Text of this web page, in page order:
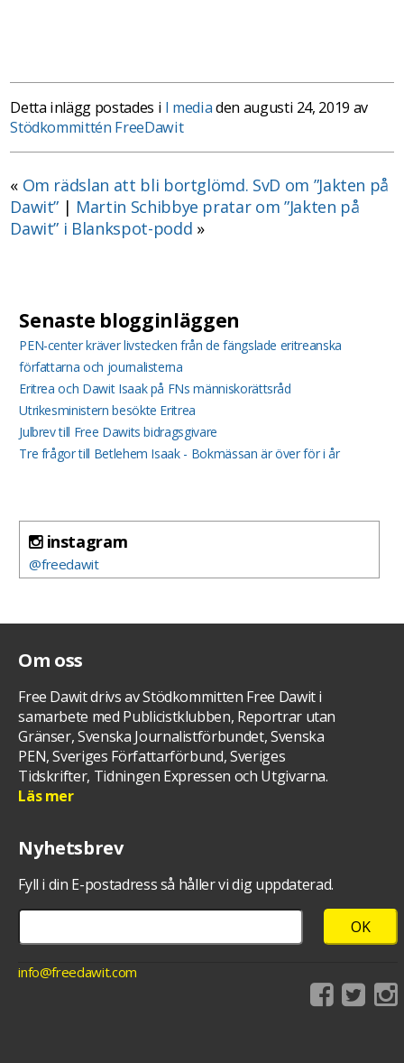
Detta inlägg postades i I mediaden augusti 24, 2019 av
Stödkommittén FreeDawit
« Om rädslan att bli bortglömd. SvD om ”Jakten på
Dawit” | Martin Schibbye pratar om ”Jakten på
Dawit” i Blankspot-podd »
Senaste blogginläggen
PEN-center kräver livstecken från de fängslade eritreanska
författarna och journalisterna
Eritrea och Dawit Isaak på FNs människorättsråd
Utrikesministern besökte Eritrea
Julbrev till Free Dawits bidragsgivare
Tre frågor till Betlehem Isaak - Bokmässan är över för i år
instagram
@freedawit
Om oss
Free Dawit drivs av Stödkommitten Free Dawit i
samarbete med Publicistklubben, Reportrar utan
Gränser, Svenska Journalistförbundet, Svenska
PEN, Sveriges Författarförbund, Sveriges
Tidskrifter, Tidningen Expressen och Utgivarna.
Läs mer
Nyhetsbrev
Fyll i din E-postadress så håller vi dig uppdaterad.
info@freedawit.com